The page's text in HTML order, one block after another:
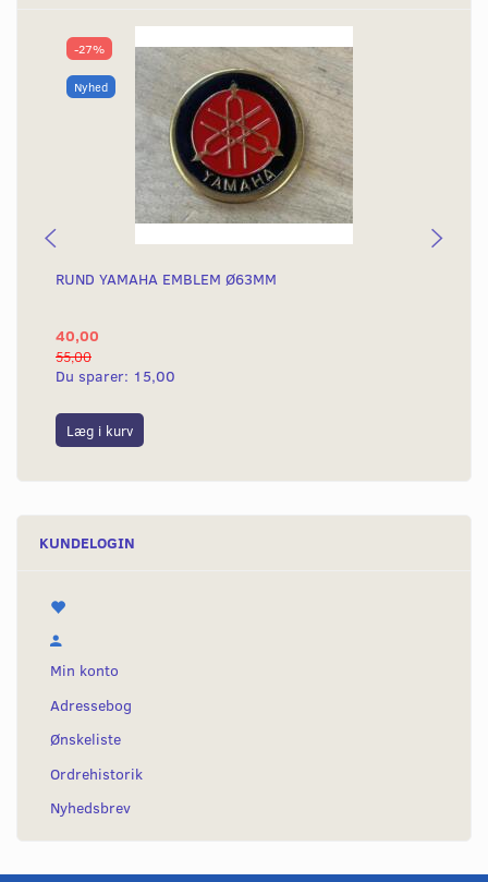
-27%
Nyhed
RUND YAMAHA EMBLEM Ø63MM
40,00
55,00
Du sparer: 15,00
Læg i kurv
KUNDELOGIN
Min konto
Adressebog
Ønskeliste
Ordrehistorik
Nyhedsbrev